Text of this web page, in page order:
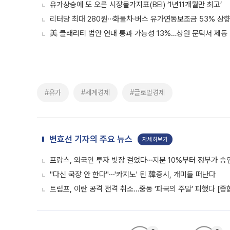
유가상승에 또 오른 시장물가지표(BEI) ‘1년11개월만 최고’
리터당 최대 280원⋯화물차·버스 유가연동보조금 53% 상향
美 클래리티 법안 연내 통과 가능성 13%…상원 문턱서 제동
#유가 #세계경제 #글로벌경제
변효선 기자의 주요 뉴스 자세히보기
프랑스, 외국인 투자 빗장 걸었다⋯지분 10%부터 정부가 승
"다신 국장 안 한다"⋯'카지노' 된 韓증시, 개미들 떠난다
트럼프, 이란 공격 전격 취소…중동 ‘파국의 주말’ 피했다 [종